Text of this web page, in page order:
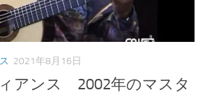
2021年8月16日
アンス 2002年のマスタ